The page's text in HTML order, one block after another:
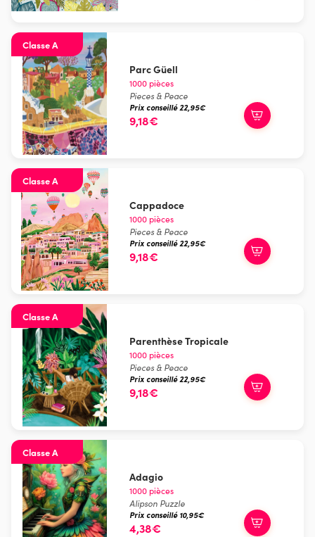
Classe A
Parc Güell
1000 pièces
Pieces & Peace
Prix conseillé 22,95€
9,18€
Classe A
Cappadoce
1000 pièces
Pieces & Peace
Prix conseillé 22,95€
9,18€
Classe A
Parenthèse Tropicale
1000 pièces
Pieces & Peace
Prix conseillé 22,95€
9,18€
Classe A
Adagio
1000 pièces
Alipson Puzzle
Prix conseillé 10,95€
4,38€